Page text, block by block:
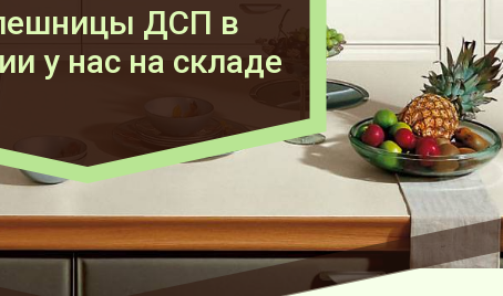
ДСП в
у нас на складе